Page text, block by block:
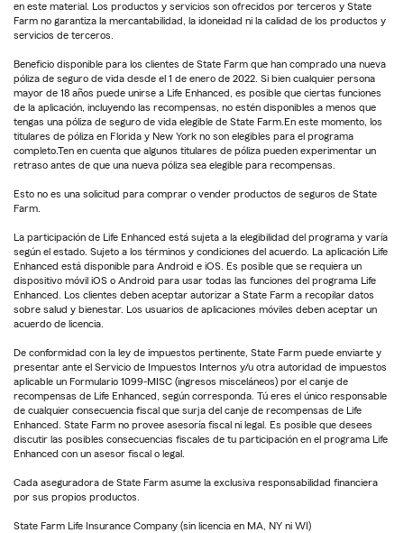
en este material. Los productos y servicios son ofrecidos por terceros y State
Farm no garantiza la mercantabilidad, la idoneidad ni la calidad de los productos y
servicios de terceros.
Beneficio disponible para los clientes de State Farm que han comprado una nueva
póliza de seguro de vida desde el 1 de enero de 2022. Si bien cualquier persona
mayor de 18 años puede unirse a Life Enhanced, es posible que ciertas funciones
de la aplicación, incluyendo las recompensas, no estén disponibles a menos que
tengas una póliza de seguro de vida elegible de State Farm.En este momento, los
titulares de póliza en Florida y New York no son elegibles para el programa
completo.Ten en cuenta que algunos titulares de póliza pueden experimentar un
retraso antes de que una nueva póliza sea elegible para recompensas.
Esto no es una solicitud para comprar o vender productos de seguros de State
Farm.
La participación de Life Enhanced está sujeta a la elegibilidad del programa y varía
según el estado. Sujeto a los términos y condiciones del acuerdo. La aplicación Life
Enhanced está disponible para Android e iOS. Es posible que se requiera un
dispositivo móvil iOS o Android para usar todas las funciones del programa Life
Enhanced. Los clientes deben aceptar autorizar a State Farm a recopilar datos
sobre salud y bienestar. Los usuarios de aplicaciones móviles deben aceptar un
acuerdo de licencia.
De conformidad con la ley de impuestos pertinente, State Farm puede enviarte y
presentar ante el Servicio de Impuestos Internos y/u otra autoridad de impuestos
aplicable un Formulario 1099-MISC (ingresos misceláneos) por el canje de
recompensas de Life Enhanced, según corresponda. Tú eres el único responsable
de cualquier consecuencia fiscal que surja del canje de recompensas de Life
Enhanced. State Farm no provee asesoría fiscal ni legal. Es posible que desees
discutir las posibles consecuencias fiscales de tu participación en el programa Life
Enhanced con un asesor fiscal o legal.
Cada aseguradora de State Farm asume la exclusiva responsabilidad financiera
por sus propios productos.
State Farm Life Insurance Company (sin licencia en MA, NY ni WI)